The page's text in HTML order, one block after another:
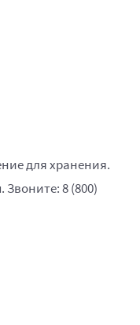
для хранения.
Звоните: 8 (800)